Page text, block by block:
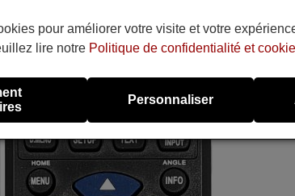
pour améliorer votre visite et votre
lire notre Politique de confidentialité et
Personnaliser